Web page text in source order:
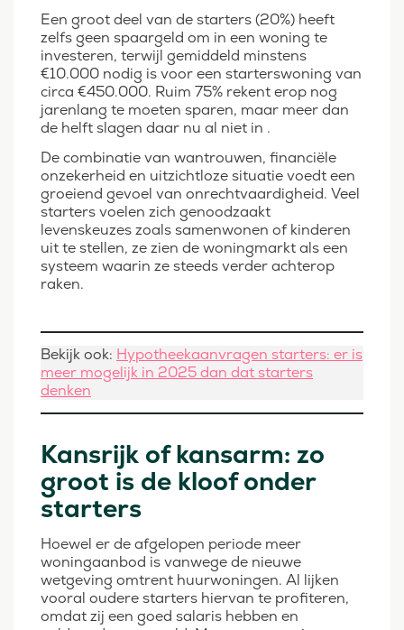
Een groot deel van de starters (20%) heeft
zelfs geen spaargeld om in een woning te
investeren, terwijl gemiddeld minstens
€10.000 nodig is voor een starterswoning van
circa €450.000. Ruim 75% rekent erop nog
jarenlang te moeten sparen, maar meer dan
de helft slagen daar nu al niet in .
De combinatie van wantrouwen, financiële
onzekerheid en uitzichtloze situatie voedt een
groeiend gevoel van onrechtvaardigheid. Veel
starters voelen zich genoodzaakt
levenskeuzes zoals samenwonen of kinderen
uit te stellen, ze zien de woningmarkt als een
systeem waarin ze steeds verder achterop
raken.
Bekijk ook: Hypotheekaanvragen starters: er is
meer mogelijk in 2025 dan dat starters
denken
Kansrijk of kansarm: zo
groot is de kloof onder
starters
Hoewel er de afgelopen periode meer
woningaanbod is vanwege de nieuwe
wetgeving omtrent huurwoningen. Al lijken
vooral oudere starters hiervan te profiteren,
omdat zij een goed salaris hebben en